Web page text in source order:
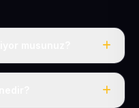
eksiksiz